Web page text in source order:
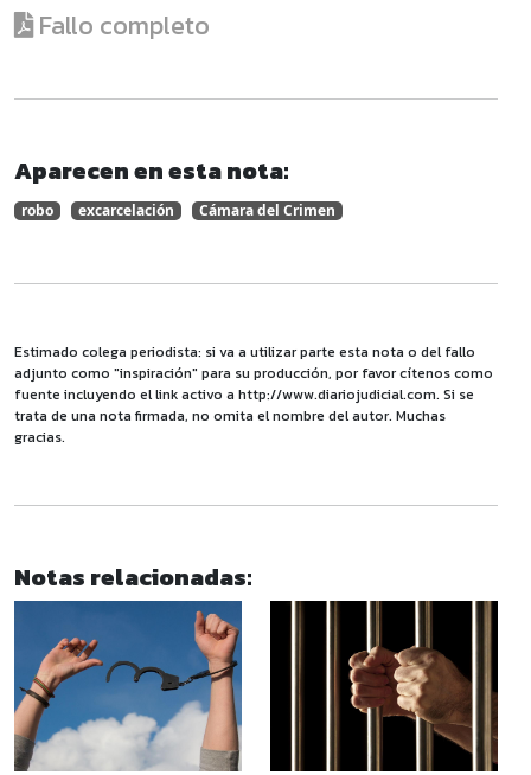
Fallo completo
Aparecen en esta nota:
robo excarcelación Cámara del Crimen
Estimado colega periodista: si va a utilizar parte esta nota o del fallo
adjunto como "inspiración" para su producción, por favor cítenos como
fuente incluyendo el link activo a http://www.diariojudicial.com. Si se
trata de una nota firmada, no omita el nombre del autor. Muchas
gracias.
Notas relacionadas: